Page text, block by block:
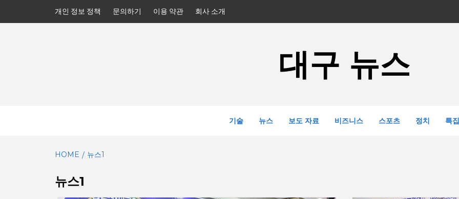
개인 정보 정책 문의하기 이용 약관 회사 소개
대구 뉴스
기술 뉴스 보도 자료 비즈니스 스포츠 정치 특집
HOME 뉴스1
뉴스1